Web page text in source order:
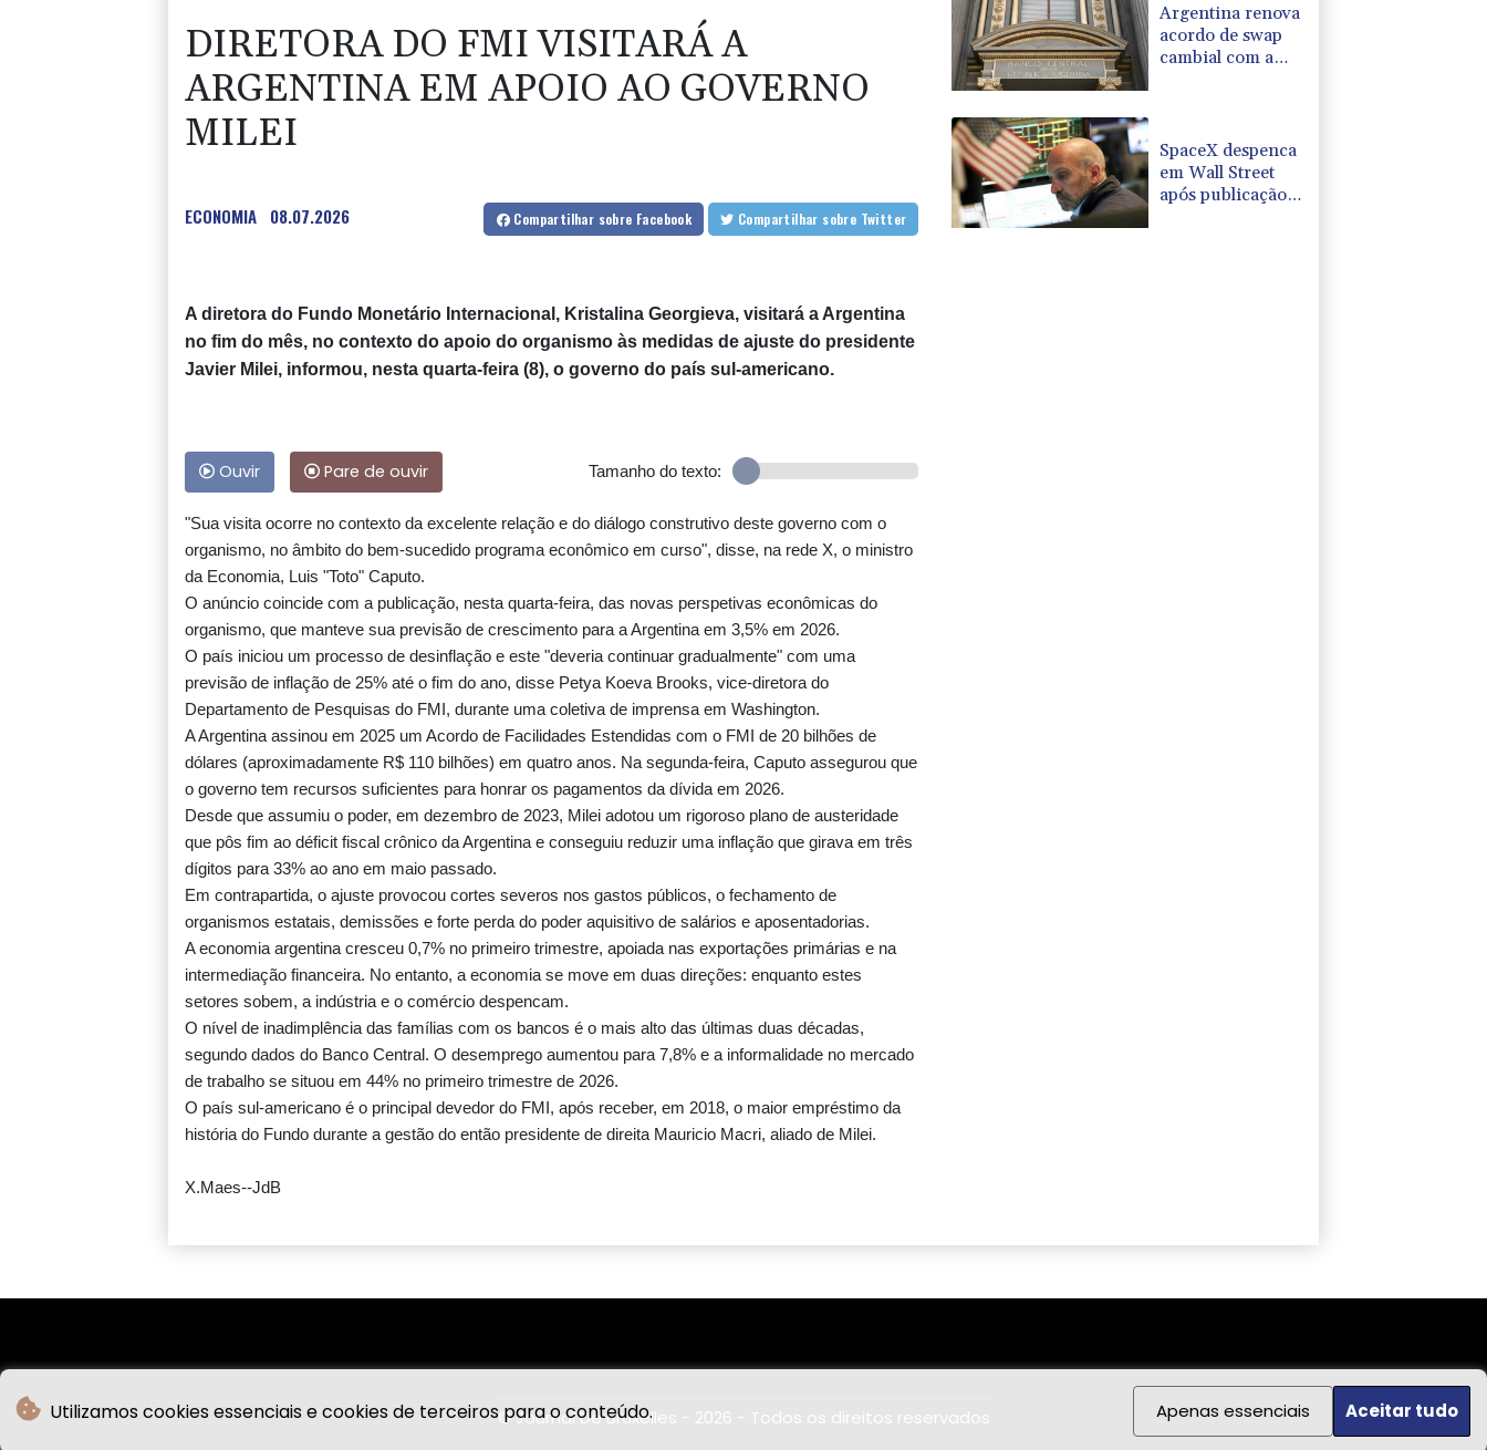
Utilizamos cookies essenciais e cookies de terceiros para o conteúdo. Apenas essenciais Aceitar tudo
DIRETORA DO FMI VISITARÁ A
ARGENTINA EM APOIO AO GOVERNO
MILEI
ECONOMIA 08.07.2026 Compartilhar sobre Facebook Compartilhar sobre Twitter
A diretora do Fundo Monetário Internacional, Kristalina Georgieva, visitará a Argentina
no fim do mês, no contexto do apoio do organismo às medidas de ajuste do presidente
Javier Milei, informou, nesta quarta-feira (8), o governo do país sul-americano.
Ouvir Pare de ouvir Tamanho do texto:
"Sua visita ocorre no contexto da excelente relação e do diálogo construtivo deste governo com o
organismo, no âmbito do bem-sucedido programa econômico em curso", disse, na rede X, o ministro
da Economia, Luis "Toto" Caputo.
O anúncio coincide com a publicação, nesta quarta-feira, das novas perspetivas econômicas do
organismo, que manteve sua previsão de crescimento para a Argentina em 3,5% em 2026.
O país iniciou um processo de desinflação e este "deveria continuar gradualmente" com uma
previsão de inflação de 25% até o fim do ano, disse Petya Koeva Brooks, vice-diretora do
Departamento de Pesquisas do FMI, durante uma coletiva de imprensa em Washington.
A Argentina assinou em 2025 um Acordo de Facilidades Estendidas com o FMI de 20 bilhões de
dólares (aproximadamente R$ 110 bilhões) em quatro anos. Na segunda-feira, Caputo assegurou que
o governo tem recursos suficientes para honrar os pagamentos da dívida em 2026.
Desde que assumiu o poder, em dezembro de 2023, Milei adotou um rigoroso plano de austeridade
que pôs fim ao déficit fiscal crônico da Argentina e conseguiu reduzir uma inflação que girava em três
dígitos para 33% ao ano em maio passado.
Em contrapartida, o ajuste provocou cortes severos nos gastos públicos, o fechamento de
organismos estatais, demissões e forte perda do poder aquisitivo de salários e aposentadorias.
A economia argentina cresceu 0,7% no primeiro trimestre, apoiada nas exportações primárias e na
intermediação financeira. No entanto, a economia se move em duas direções: enquanto estes
setores sobem, a indústria e o comércio despencam.
O nível de inadimplência das famílias com os bancos é o mais alto das últimas duas décadas,
segundo dados do Banco Central. O desemprego aumentou para 7,8% e a informalidade no mercado
de trabalho se situou em 44% no primeiro trimestre de 2026.
O país sul-americano é o principal devedor do FMI, após receber, em 2018, o maior empréstimo da
história do Fundo durante a gestão do então presidente de direita Mauricio Macri, aliado de Milei.
X.Maes--JdB
Argentina renova
acordo de swap
cambial com a
SpaceX despenca
em Wall Street
após publicação
© Journal De Bruxelles - 2026 - Todos os direitos reservados